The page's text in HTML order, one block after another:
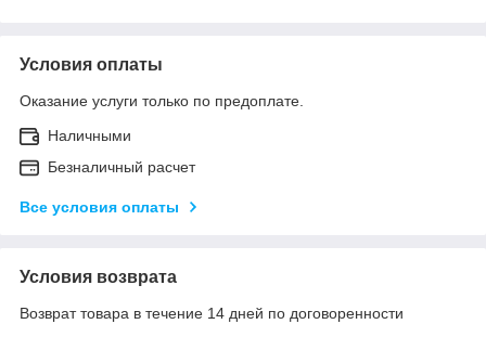
Условия оплаты
Оказание услуги только по предоплате.
Наличными
Безналичный расчет
Все условия оплаты
Условия возврата
Возврат товара в течение 14 дней по договоренности